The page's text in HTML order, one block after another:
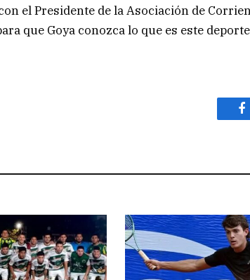
el Presidente de la Asociación de
que Goya conozca lo que es este